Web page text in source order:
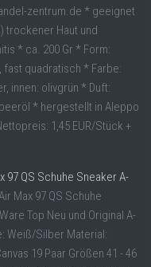
zentrum.de * geeignet
trockener Haut und
* ca. 200 Gr * Form:
quadratisch * Farbe:
innen: olivgrün * Duft:
* hergestellt in Aleppo
1,45 EUR/Stück +
97 QS Schuhe Sneaker A-
Max 97 QS Schuhe
Top Neu und Original A-
Weiß/Silber Material:
19 Paar Größen 41 - 46